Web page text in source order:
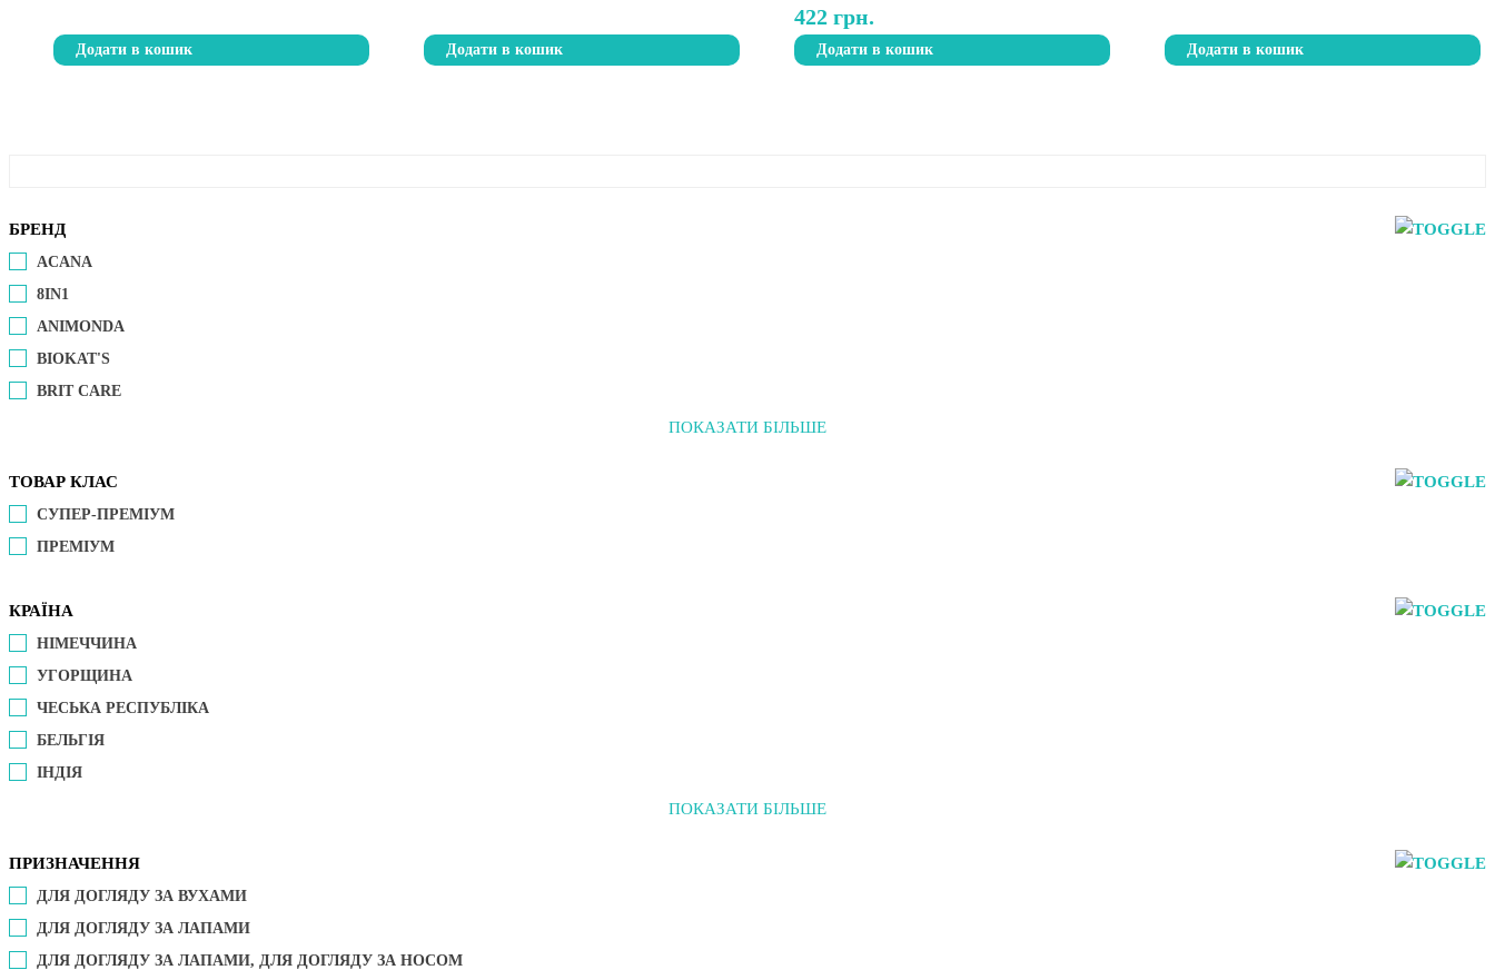
Додати в кошик Додати в кошик
422 грн.
Додати в кошик Додати в кошик
БРЕНД
ACANA
8IN1
ANIMONDA
BIOKAT'S
BRIT CARE
ПОКАЗАТИ БІЛЬШЕ
ТОВАР КЛАС
СУПЕР-ПРЕМІУМ
ПРЕМІУМ
КРАЇНА
НІМЕЧЧИНА
УГОРЩИНА
ЧЕСЬКА РЕСПУБЛІКА
БЕЛЬГІЯ
ІНДІЯ
ПОКАЗАТИ БІЛЬШЕ
ПРИЗНАЧЕННЯ
ДЛЯ ДОГЛЯДУ ЗА ВУХАМИ
ДЛЯ ДОГЛЯДУ ЗА ЛАПАМИ
ДЛЯ ДОГЛЯДУ ЗА ЛАПАМИ, ДЛЯ ДОГЛЯДУ ЗА НОСОМ